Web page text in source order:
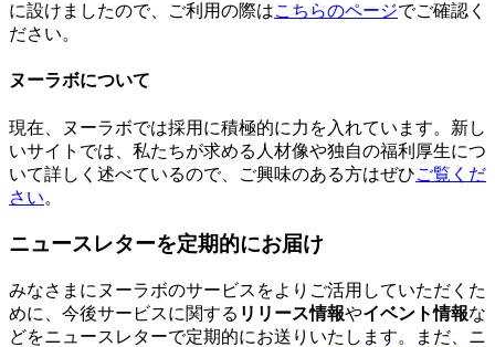
に設けましたので、ご利用の際はこちらのページでご確認く
ださい。
ヌーラボについて
現在、ヌーラボでは採用に積極的に力を入れています。新し
いサイトでは、私たちが求める人材像や独自の福利厚生につ
いて詳しく述べているので、ご興味のある方はぜひご覧くだ
さい。
ニュースレターを定期的にお届け
みなさまにヌーラボのサービスをよりご活用していただくた
めに、今後サービスに関する リリース情報やイベント情報な
どをニュースレターで定期的にお送りいたします。まだ、ニ